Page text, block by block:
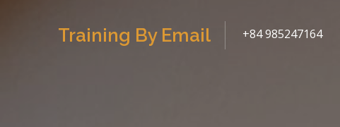
Training By Email +84 985247164